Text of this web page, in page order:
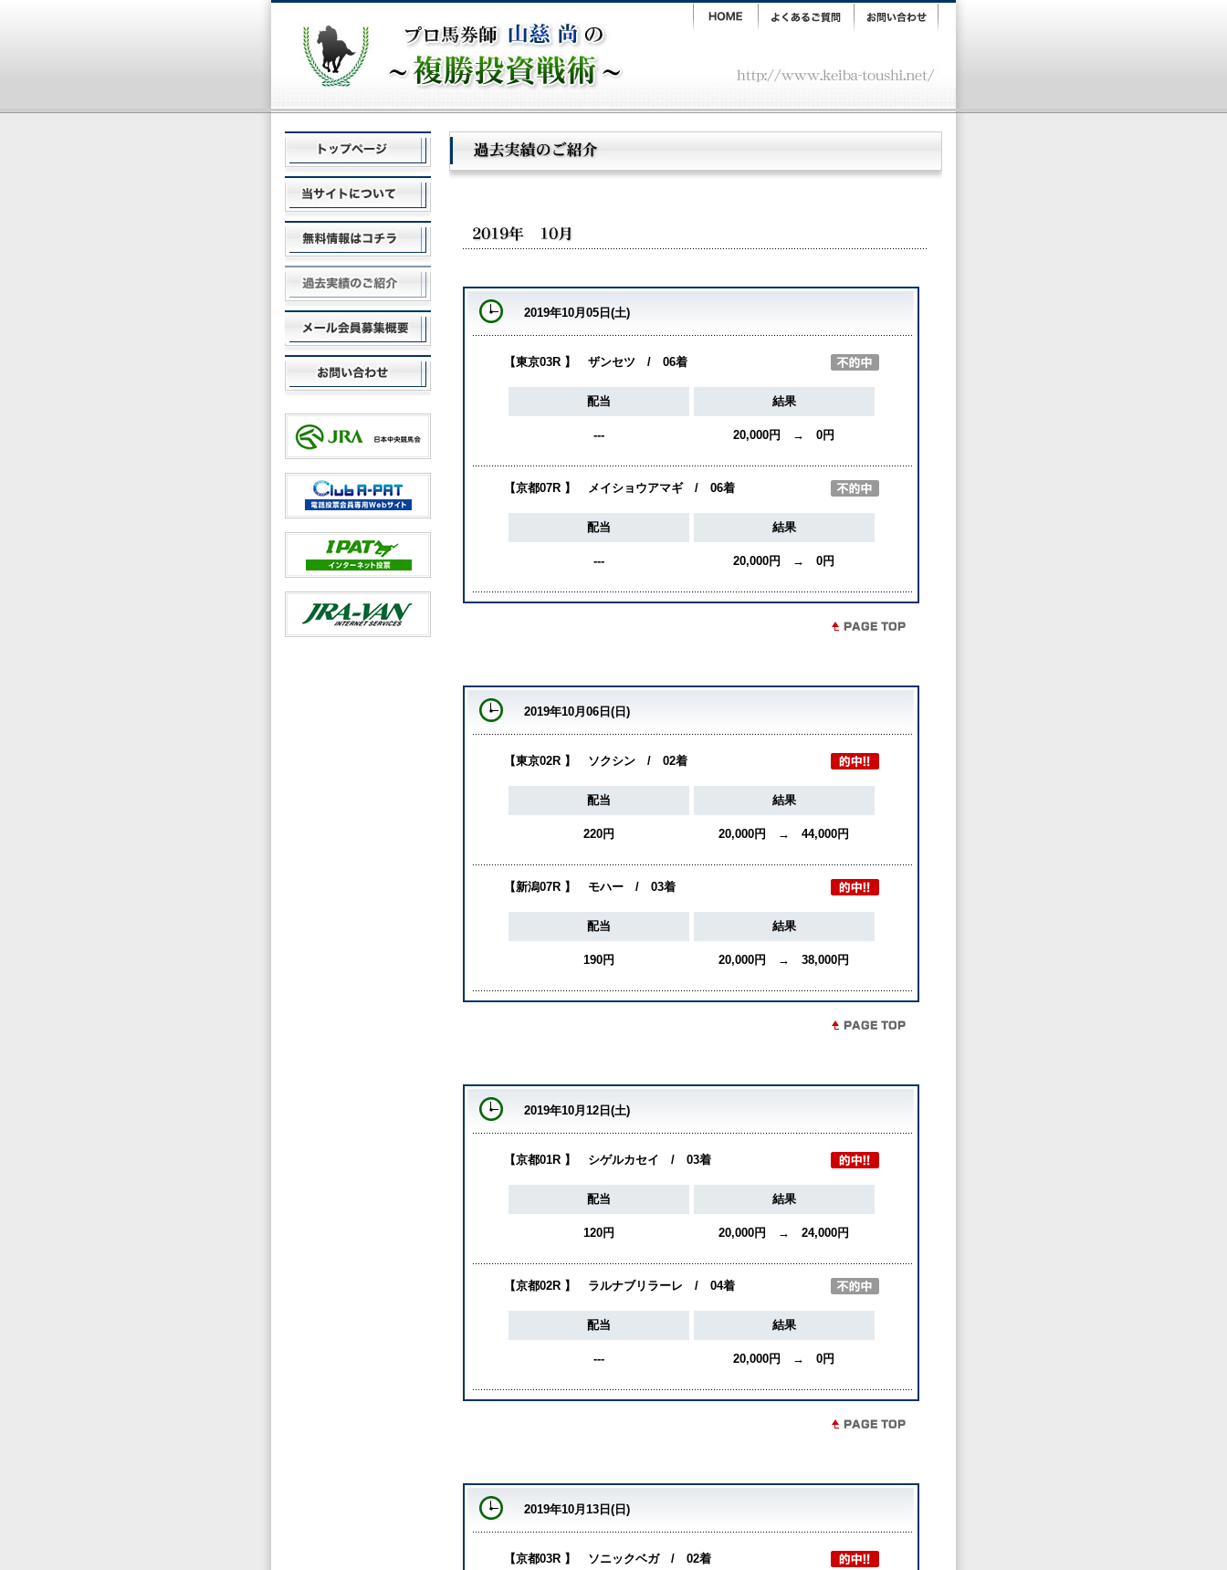
2019年10月05日(土)
【東京03R 】 ザンセツ / 06着
配当 結果
--- 20,000円 → 0円
【京都07R 】 メイショウアマギ / 06着
配当 結果
--- 20,000円 → 0円
2019年10月06日(日)
【東京02R 】 ソクシン / 02着
配当 結果
220円 20,000円 → 44,000円
【新潟07R 】 モハー / 03着
配当 結果
190円 20,000円 → 38,000円
2019年10月12日(土)
【京都01R 】 シゲルカセイ / 03着
配当 結果
120円 20,000円 → 24,000円
【京都02R 】 ラルナブリラーレ / 04着
配当 結果
--- 20,000円 → 0円
2019年10月13日(日)
【京都03R 】 ソニックベガ / 02着